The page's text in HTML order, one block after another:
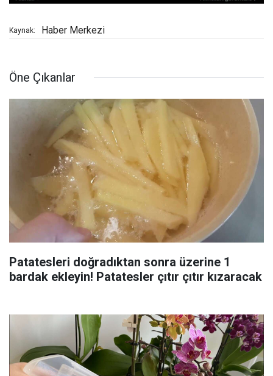
Kaynak: Haber Merkezi
Öne Çıkanlar
Patatesleri doğradıktan sonra üzerine 1
bardak ekleyin! Patatesler çıtır çıtır kızaracak